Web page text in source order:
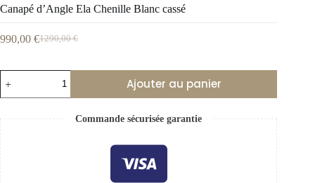
Canapé d’Angle Ela Chenille Blanc cassé
1290,00€
990,00 €
Ajouter au panier
Commande sécurisée garantie